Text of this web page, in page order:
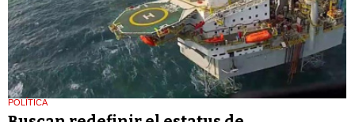
POLÍTICA